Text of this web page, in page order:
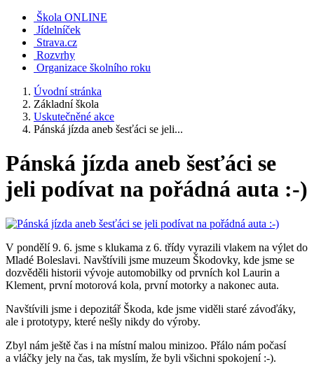
Škola ONLINE
Jídelníček
Strava.cz
Rozvrhy
Organizace školního roku
Úvodní stránka
Základní škola
Uskutečněné akce
Pánská jízda aneb šesťáci se jeli...
Pánská jízda aneb šesťáci se
jeli podívat na pořádná auta :-)
V pondělí 9. 6. jsme s klukama z 6. třídy vyrazili vlakem na výlet do
Mladé Boleslavi. Navštívili jsme muzeum Škodovky, kde jsme se
dozvěděli historii vývoje automobilky od prvních kol Laurin a
Klement, první motorová kola, první motorky a nakonec auta.
Navštívili jsme i depozitář Škoda, kde jsme viděli staré závoďáky,
ale i prototypy, které nešly nikdy do výroby.
Zbyl nám ještě čas i na místní malou minizoo. Přálo nám počasí
a vláčky jely na čas, tak myslím, že byli všichni spokojení :-).